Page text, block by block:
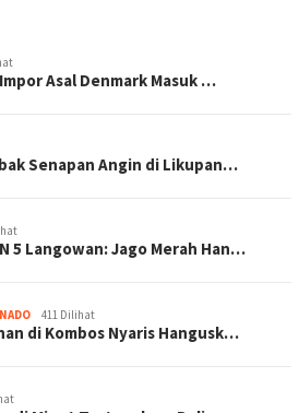
Asal Denmark Masuk …
Senapan Angin di Likupan…
5 Langowan: Jago Merah Han…
411 Dilihat
di Kombos Nyaris Hangusk…